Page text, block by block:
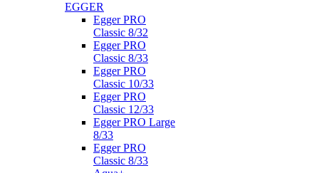
EGGER
Egger PRO
Classic 8/32
Egger PRO
Classic 8/33
Egger PRO
Classic 10/33
Egger PRO
Classic 12/33
Egger PRO Large
8/33
Egger PRO
Classic 8/33